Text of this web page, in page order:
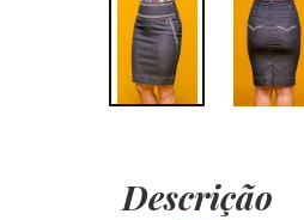
Descrição